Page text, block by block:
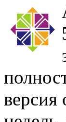
версия